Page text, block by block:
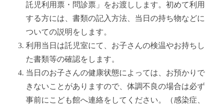
託児利用票・問診票」をお渡しします。初めて利用
する方には、書類の記入方法、当日の持ち物などに
ついての説明をします。
利用当日は託児室にて、お子さんの検温やお持ちし
た書類等の確認をします。
当日のお子さんの健康状態によっては、お預かりで
きないことがありますので、体調不良の場合は必ず
事前にこども館へ連絡をしてください。（感染症、